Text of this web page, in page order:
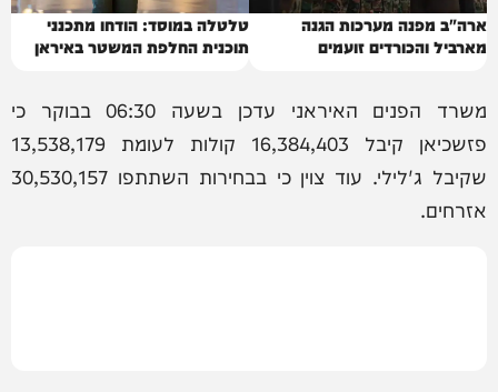
ארה"ב מפנה מערכות הגנה
מארביל והכורדים זועמים
טלטלה במוסד: הודחו מתכנני
תוכנית החלפת המשטר באיראן
משרד הפנים האיראני עדכן בשעה 06:30 בבוקר כי
פזשכיאן קיבל 16,384,403 קולות לעומת 13,538,179
שקיבל ג'לילי. עוד צוין כי בבחירות השתתפו 30,530,157
אזרחים.